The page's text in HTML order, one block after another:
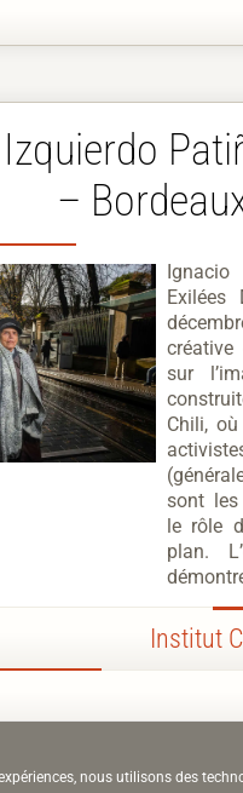
nous utilisons des
–
créative
sur
Chili,
sont les
le rôle
plan.
Institut
À la Une Appel à